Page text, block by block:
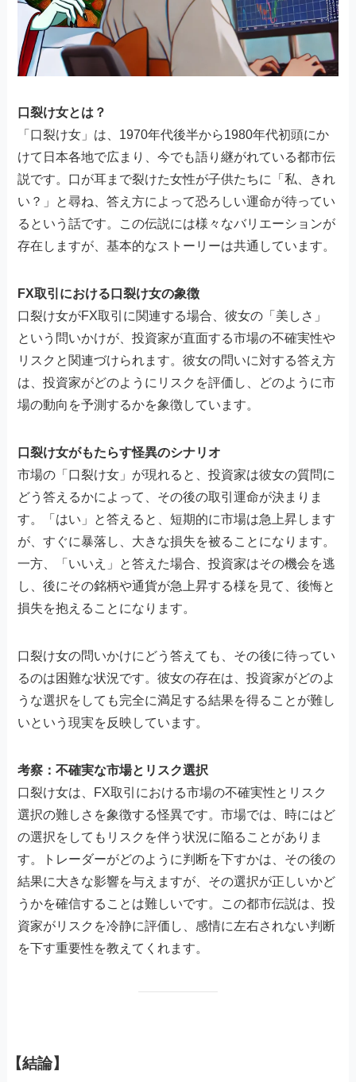
口裂け女とは？
「口裂け女」は、1970年代後半から1980年代初頭にか
けて日本各地で広まり、今でも語り継がれている都市伝
説です。口が耳まで裂けた女性が子供たちに「私、きれ
い？」と尋ね、答え方によって恐ろしい運命が待ってい
るという話です。この伝説には様々なバリエーションが
存在しますが、基本的なストーリーは共通しています。
FX取引における口裂け女の象徴
口裂け女がFX取引に関連する場合、彼女の「美しさ」
という問いかけが、投資家が直面する市場の不確実性や
リスクと関連づけられます。彼女の問いに対する答え方
は、投資家がどのようにリスクを評価し、どのように市
場の動向を予測するかを象徴しています。
口裂け女がもたらす怪異のシナリオ
市場の「口裂け女」が現れると、投資家は彼女の質問に
どう答えるかによって、その後の取引運命が決まりま
す。「はい」と答えると、短期的に市場は急上昇します
が、すぐに暴落し、大きな損失を被ることになります。
一方、「いいえ」と答えた場合、投資家はその機会を逃
し、後にその銘柄や通貨が急上昇する様を見て、後悔と
損失を抱えることになります。
口裂け女の問いかけにどう答えても、その後に待ってい
るのは困難な状況です。彼女の存在は、投資家がどのよ
うな選択をしても完全に満足する結果を得ることが難し
いという現実を反映しています。
考察：不確実な市場とリスク選択
口裂け女は、FX取引における市場の不確実性とリスク
選択の難しさを象徴する怪異です。市場では、時にはど
の選択をしてもリスクを伴う状況に陥ることがありま
す。トレーダーがどのように判断を下すかは、その後の
結果に大きな影響を与えますが、その選択が正しいかど
うかを確信することは難しいです。この都市伝説は、投
資家がリスクを冷静に評価し、感情に左右されない判断
を下す重要性を教えてくれます。
【結論】